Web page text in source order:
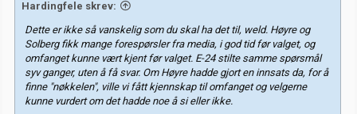
Hardingfele skrev:
Dette er ikke så vanskelig som du skal ha det til, weld. Høyre og
Solberg fikk mange forespørsler fra media, i god tid før valget, og
omfanget kunne vært kjent før valget. E-24 stilte samme spørsmål
syv ganger, uten å få svar. Om Høyre hadde gjort en innsats da, for å
finne "nøkkelen", ville vi fått kjennskap til omfanget og velgerne
kunne vurdert om det hadde noe å si eller ikke.